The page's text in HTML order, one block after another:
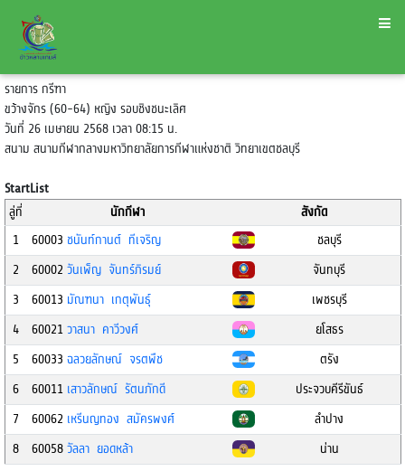
รายการ กรีฑา
ขว้างจักร (60-64) หญิง รอบชิงชนะเลิศ
วันที่ 26 เมษายน 2568 เวลา 08:15 น.
สนาม สนามกีฬากลางมหาวิทยาลัยการกีฬาแห่งชาติ วิทยาเขตชลบุรี
StartList
ลู่ที่
นักกีฬา
สังกัด
1
60003 ชนันท์กานต์ ทีเจริญ
ชลบุรี
2
60002 วันเพ็ญ จันทร์ภิรมย์
จันทบุรี
3
60013 มัณฑนา เกตุพันธุ์
เพชรบุรี
4
60021 วาสนา คาวีวงศ์
ยโสธร
5
60033 ฉลวยลักษณ์ จรตพืช
ตรัง
6
60011 เสาวลักษณ์ รัตนภักดี
ประจวบคีรีขันธ์
7
60062 เหรีนญทอง สมัครพงศ์
ลำปาง
8
60058 วัลลา ยอดหล้า น่าน